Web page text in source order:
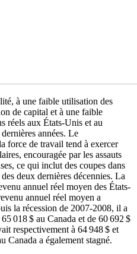
à une faible utilisation des
de capital et à une faible
réels aux États-Unis et au
années. Le
force de travail tend à exercer
encouragée par les assauts
ce qui inclut des coupes dans
deux dernières décennies. La
annuel réel moyen des États-
annuel réel moyen a
la récession de 2007-2008, il a
018 $ au Canada et de 60 692 $
respectivement à 64 948 $ et
Canada a également stagné.